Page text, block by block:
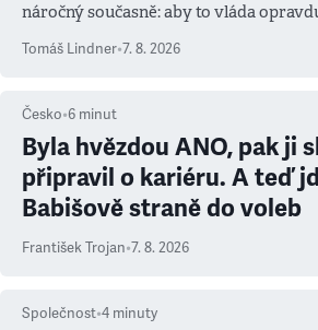
náročný současně: aby to vláda
prioritu
Tomáš Lindner•7. 8. 2026
Česko•6 minut
Byla hvězdou ANO, pak ji
připravil o kariéru. A teď
Babišově straně do voleb
František Trojan•7. 8. 2026
Společnost•4 minuty